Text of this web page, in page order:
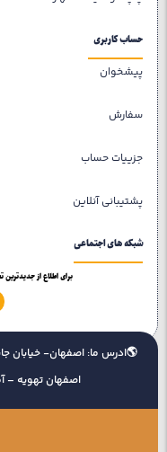
حساب کاربری
پیشخوان
سفارش
جزییات حساب
پشتیبانی آنلاین
شبکه های اجتماعی
برای اطلاع از جدیدترین
اصفهان تهویه –